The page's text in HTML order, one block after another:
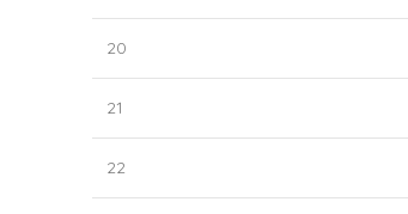
20
21
22